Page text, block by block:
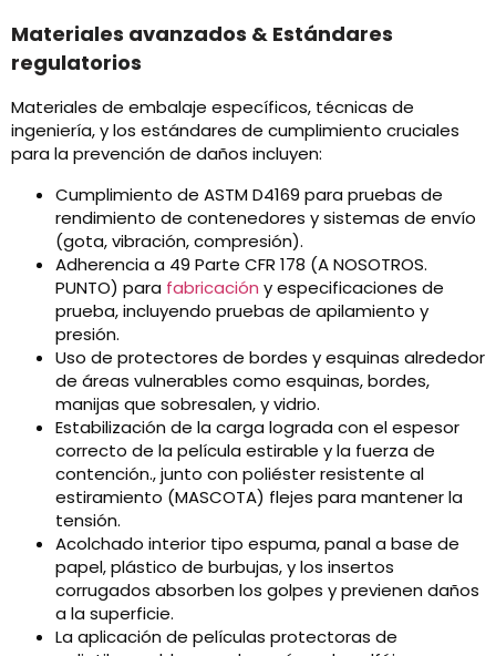
Materiales avanzados & Estándares
regulatorios
Materiales de embalaje específicos, técnicas de
ingeniería, y los estándares de cumplimiento cruciales
para la prevención de daños incluyen:
Cumplimiento de ASTM D4169 para pruebas de
rendimiento de contenedores y sistemas de envío
(gota, vibración, compresión).
Adherencia a 49 Parte CFR 178 (A NOSOTROS.
PUNTO) para fabricación y especificaciones de
prueba, incluyendo pruebas de apilamiento y
presión.
Uso de protectores de bordes y esquinas alrededor
de áreas vulnerables como esquinas, bordes,
manijas que sobresalen, y vidrio.
Estabilización de la carga lograda con el espesor
correcto de la película estirable y la fuerza de
contención., junto con poliéster resistente al
estiramiento (MASCOTA) flejes para mantener la
tensión.
Acolchado interior tipo espuma, panal a base de
papel, plástico de burbujas, y los insertos
corrugados absorben los golpes y previenen daños
a la superficie.
La aplicación de películas protectoras de